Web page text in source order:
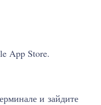
App Store.
и зайдите